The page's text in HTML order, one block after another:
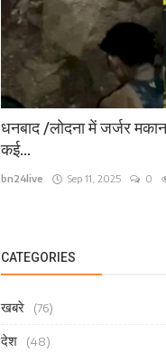
धनबाद /लोदना में जर्जर
कई...
bn24live Sep 11, 2025 0
CATEGORIES
खबरे (76)
देश (48)